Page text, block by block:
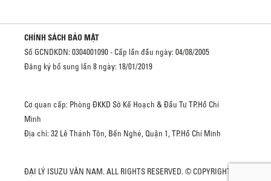
CHÍNH SÁCH BẢO MẬT
Số GCNDKDN: 0304001090 - Cấp lần đầu ngày: 04/08/2005
Đăng ký bổ sung lần 8 ngày: 18/01/2019
Cơ quan cấp: Phòng ĐKKD Sở Kế Hoạch & Đầu Tư TP.Hồ Chí
Minh
Địa chỉ: 32 Lê Thánh Tôn, Bến Nghé, Quận 1, TP.Hồ Chí Minh
ĐẠI LÝ ISUZU VÂN NAM. ALL RIGHTS RESERVED. © COPYRIGHT